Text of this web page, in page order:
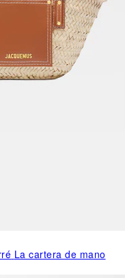
La cartera de mano